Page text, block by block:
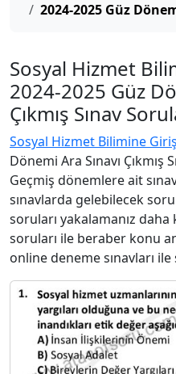
2024-2025 Güz
Sosyal Hizmet
2024-2025 Güz
Çıkmış Sınav
Sosyal Hizmet Bilimine
Dönemi Ara Sınavı Çıkmış
Geçmiş dönemlere ait
sınavlarda gelebilecek
soruları yakalamanız daha
soruları ile beraber konu
online deneme sınavları